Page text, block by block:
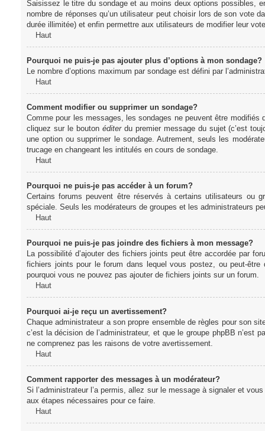
Saisissez le titre du sondage et au moins deux options possibles,
nombre de réponses qu’un utilisateur peut choisir lors de son vote
durée illimitée) et enfin permettre aux utilisateurs de modifier leur
Haut
Pourquoi ne puis-je pas ajouter plus d’options à mon sondage?
Le nombre d’options maximum par sondage est défini par
Haut
Comment modifier ou supprimer un sondage?
Comme pour les messages, les sondages ne peuvent être modifiés
cliquez sur le bouton éditerdu premier message du sujet (c’est
une option ou supprimer le sondage. Autrement, seuls les
trucage en changeant les intitulés en cours de sondage.
Haut
Pourquoi ne puis-je pas accéder à un forum?
Certains forums peuvent être réservés à certains utilisateurs ou
spéciale. Seuls les modérateurs de groupes et les administrateurs
Haut
Pourquoi ne puis-je pas joindre des fichiers à mon message?
La possibilité d’ajouter des fichiers joints peut être accordée par
fichiers joints pour le forum dans lequel vous postez, ou peut-
pourquoi vous ne pouvez pas ajouter de fichiers joints sur un forum.
Haut
Pourquoi ai-je reçu un avertissement?
Chaque administrateur a son propre ensemble de règles pour son
c’est la décision de l’administrateur, et que le groupe phpBB n’est
ne comprenez pas les raisons de votre avertissement.
Haut
Comment rapporter des messages à un modérateur?
Si l’administrateur l’a permis, allez sur le message à signaler et
aux étapes nécessaires pour ce faire.
Haut